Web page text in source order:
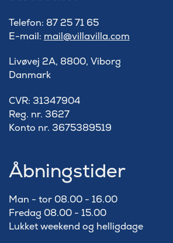
Telefon: 87 25 71 65
E-mail: mail@villavilla.com
Livøvej 2A, 8800, Viborg
Danmark
​CVR: 31347904
Reg. nr. 3627
Konto nr. 3675389519
Åbningstider
Man - tor 08.00 - 16.00
Fredag 08.00 - 15.00
Lukket weekend og helligdage